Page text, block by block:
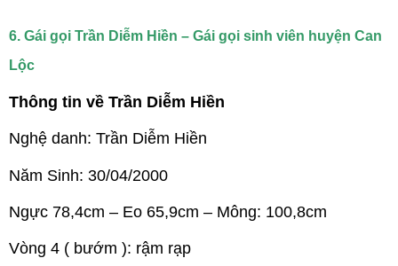
6. Gái gọi Trần Diễm Hiền – Gái gọi sinh viên huyện Can
Lộc
Thông tin về Trần Diễm Hiền
Nghệ danh: Trần Diễm Hiền
Năm Sinh: 30/04/2000
Ngực 78,4cm – Eo 65,9cm – Mông: 100,8cm
Vòng 4 ( bướm ): rậm rạp